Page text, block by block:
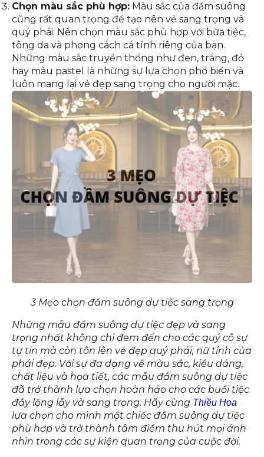
Chọn màu sắc phù hợp: Màu sắc của đầm suông
cũng rất quan trọng để tạo nên vẻ sang trọng và
quý phái. Nên chọn màu sắc phù hợp với bữa tiệc,
tông da và phong cách cá tính riêng của bạn.
Những màu sắc truyền thống như đen, trắng, đỏ
hay màu pastel là những sự lựa chọn phổ biến và
luôn mang lại vẻ đẹp sang trọng cho người mặc.
3 Mẹo chọn đầm suông dự tiệc sang trọng
Những mẫu đầm suông dự tiệc đẹp và sang
trọng nhất không chỉ đem đến cho các quý cô sự
tự tin mà còn tôn lên vẻ đẹp quý phái, nữ tính của
phái đẹp. Với sự đa dạng về màu sắc, kiểu dáng,
chất liệu và họa tiết, các mẫu đầm suông dự tiệc
đã trở thành lựa chọn hoàn hảo cho các buổi tiệc
đầy lộng lẫy và sang trọng. Hãy cùng Thiều Hoa
lựa chọn cho mình một chiếc đầm suông dự tiệc
phù hợp và trở thành tâm điểm thu hút mọi ánh
nhìn trong các sự kiện quan trọng của cuộc đời.